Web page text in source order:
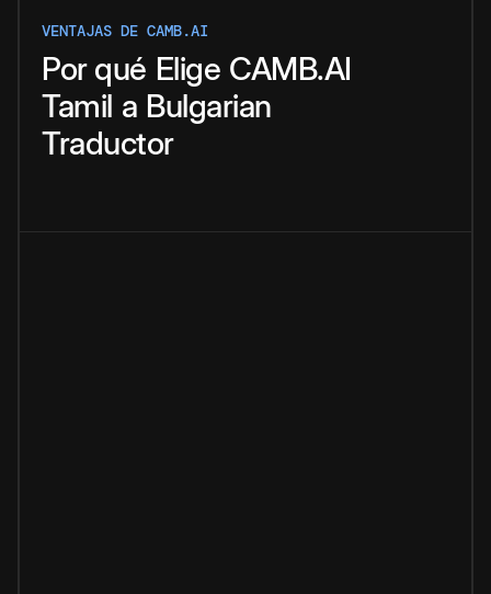
VENTAJAS DE CAMB.AI
Por qué Elige CAMB.AI
Tamil a Bulgarian
Traductor